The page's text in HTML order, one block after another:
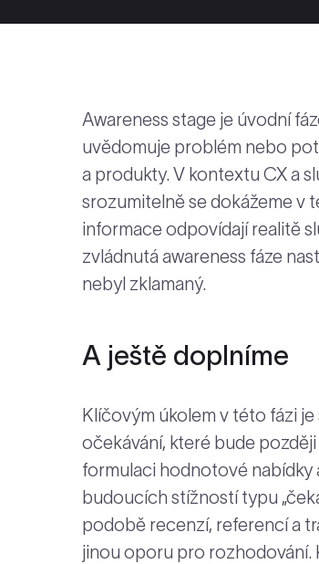
Awareness stage je úvodní
uvědomuje problém nebo
a produkty. V kontextu CX a
srozumitelně se dokážeme v
informace odpovídají realitě
zvládnutá awareness fáze
nebyl zklamaný.
A ještě doplníme
Klíčovým úkolem v této fázi
očekávání, které bude
formulaci hodnotové nabídky
budoucích stížností typu
podobě recenzí, referencí a
jinou oporu pro rozhodování.